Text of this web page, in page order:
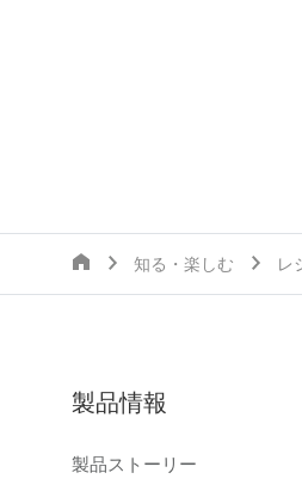
知る・楽しむ レ
製品情報
製品ストーリー